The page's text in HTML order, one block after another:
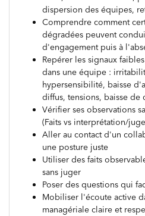
dispersion des équipes,
Comprendre comment
dégradées peuvent
d'engagement puis à
Repérer les signaux
dans une équipe :
hypersensibilité, baisse
diffus, tensions, baisse
Vérifier ses observations
(Faits vs interprétation/
Aller au contact d'un
une posture juste
Utiliser des faits
sans juger
Poser des questions qui
Mobiliser l'écoute active
managériale claire et